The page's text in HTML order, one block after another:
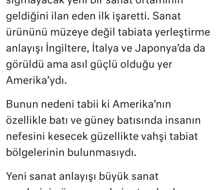
geldiğini ilan eden ilk işaretti. Sanat
ürününü müzeye değil tabiata yerleştirme
anlayışı İngiltere, İtalya ve Japonya’da da
görüldü ama asıl güçlü olduğu yer
Amerika’ydı.
Bunun nedeni tabii ki Amerika’nın
özellikle batı ve güney batısında insanın
nefesini kesecek güzellikte vahşi tabiat
bölgelerinin bulunmasıydı.
Yeni sanat anlayışı büyük sanat